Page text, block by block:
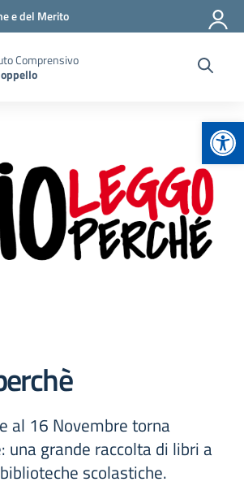
e del Merito
Comprensivo
al 16 Novembre torna
una grande raccolta di libri a
scolastiche.